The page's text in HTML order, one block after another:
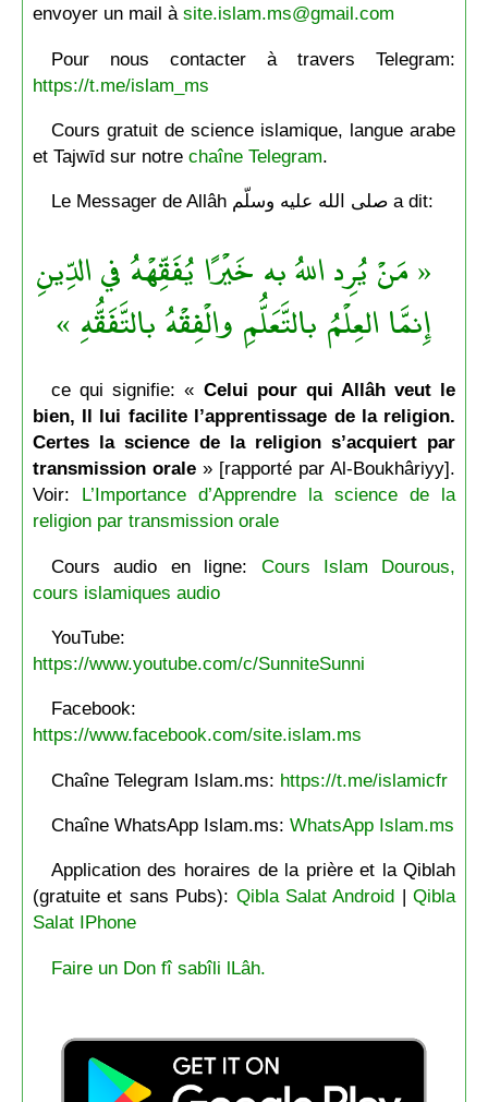
envoyer un mail à site.islam.ms@gmail.com
Pour nous contacter à travers Telegram:
https://t.me/islam_ms
Cours gratuit de science islamique, langue arabe
et Tajwīd sur notre chaîne Telegram.
Le Messager de Allâh صلى الله عليه وسلّم a dit:
« مَنْ يُرِد اللهُ به خَيْرًا يُفَقِّهْهُ في الدِّينِ
إِنمَّا العِلْمُ بالتَّعَلُّمِ والْفِقْهُ بالتَّفَقُّهِ »
ce qui signifie: « Celui pour qui Allâh veut le
bien, Il lui facilite l’apprentissage de la religion.
Certes la science de la religion s’acquiert par
transmission orale» [rapporté par Al-Boukhâriyy].
Voir: L’Importance d’Apprendre la science de la
religion par transmission orale
Cours audio en ligne: Cours Islam Dourous,
cours islamiques audio
YouTube:
https://www.youtube.com/c/SunniteSunni
Facebook:
https://www.facebook.com/site.islam.ms
Chaîne Telegram Islam.ms: https://t.me/islamicfr
Chaîne WhatsApp Islam.ms: WhatsApp Islam.ms
Application des horaires de la prière et la Qiblah
(gratuite et sans Pubs): Qibla Salat Android |Qibla
Salat IPhone
Faire un Don fî sabîli lLâh.